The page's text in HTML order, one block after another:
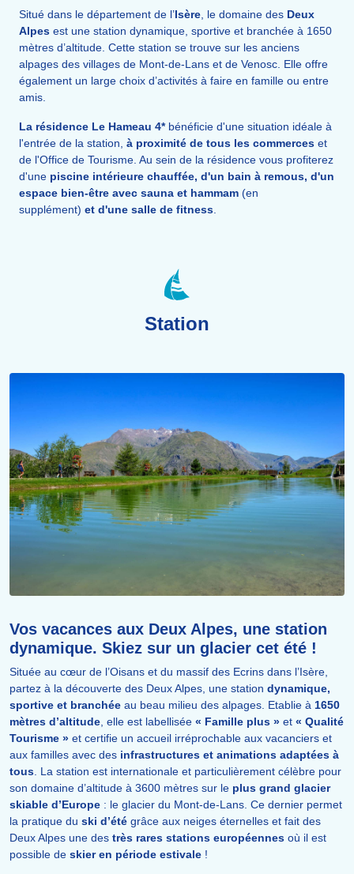
Situé dans le département de l’Isère , le domaine des Deux
Alpes est une station dynamique, sportive et branchée à 1650
mètres d’altitude. Cette station se trouve sur les anciens
alpages des villages de Mont-de-Lans et de Venosc. Elle offre
également un large choix d’activités à faire en famille ou entre
amis.
La résidence Le Hameau 4* bénéficie d'une situation idéale à
l'entrée de la station, à proximité de tous les commerces et
de l'Office de Tourisme. Au sein de la résidence vous profiterez
d'une piscine intérieure chauffée, d'un bain à remous, d'un
espace bien-être avec sauna et hammam (en
supplément) et d'une salle de fitness
Station
Vos vacances aux Deux Alpes, une station
dynamique. Skiez sur un glacier cet été !
Située au cœur de l’Oisans et du massif des Ecrins dans l’Isère,
partez à la découverte des Deux Alpes, une station dynamique,
sportive et branchée au beau milieu des alpages. Etablie à 1650
mètres d’altitude , elle est labellisée « Famille plus » et « Qualité
Tourisme » et certifie un accueil irréprochable aux vacanciers et
aux familles avec des infrastructures et animations adaptées à
tous . La station est internationale et particulièrement célèbre pour
son domaine d’altitude à 3600 mètres sur le plus grand glacier
skiable d’Europe : le glacier du Mont-de-Lans. Ce dernier permet
la pratique du ski d’été grâce aux neiges éternelles et fait des
Deux Alpes une des très rares stations européennes où il est
possible de skier en période estivale !